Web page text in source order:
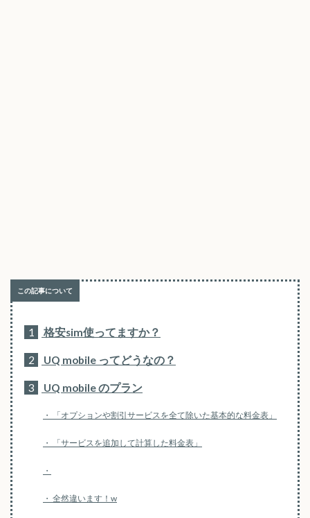
1 格安sim使ってますか？
2 UQ mobile ってどうなの？
3 UQ mobile のプラン
「オプションや割引サービスを全て除いた基本的な料金表」
「サービスを追加して計算した料金表」
全然違います！w